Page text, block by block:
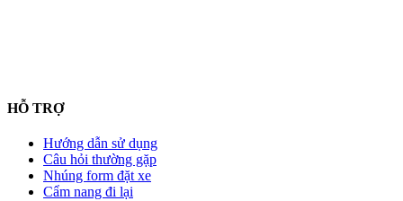
HỖ TRỢ
Hướng dẫn sử dụng
Câu hỏi thường gặp
Nhúng form đặt xe
Cẩm nang đi lại